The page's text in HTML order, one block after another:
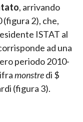
, arrivando
(figura 2), che,
ISTAT al
ad una
periodo 2010-
monstredi $
(figura 3).